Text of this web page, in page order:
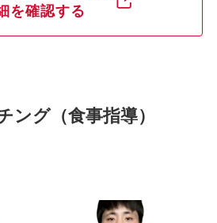
を確認する
ング（食事指導）